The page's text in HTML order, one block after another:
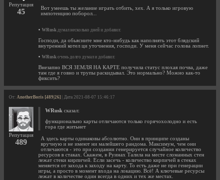
Репутация
45
Вот умеешь ты желание играть отбить, хех. А я только игровую
импотенцию поборол...
• WRusk думал несколько дней и добавил:
Господи, да обьясните мне кто-нибудь как наполнять этот блядский
внутренний котел ци уточнения, господи. У меня сейчас голова лопнет.
• WRusk очень долго думал и добавил:
Внезапно ВСЯ ЗЕМЛЯ НА КАРТЕ получила статус плохая почва, даже
там где я говно и трупы раскидывал. Это нормально? Можно как-то
фиксить?
От: AnotherBoris [489|26] | Дата 2021-08-07 15:46:17
Репутация
489
WRusk сказал:
функционально карты отличаются только горячохолодно и есть
гора где житьнет
А здесь карты одинаковы абсолютно. Они в принципе созданы
вручную и не имеют ни малейшего рандома. Максимум, чем они
отличаются - это при создании генерируется случайное количество
ресурсов в стаках. Скажем, в Руинах Талила на месте сломанных стен
лежат стеки кирпичей. Если засечь - количество кирпичей в стеках
меняется от захода к заходу на карту. То есть даже не при генерации
игры, а просто в момент входа на локацию. Всё! А ключевые ресурсы
лежат в количестве один всегда в одних и тех же местах.